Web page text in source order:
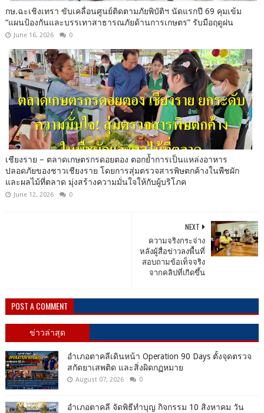
กษ.ฉะเชิงเทรา ขับเคลื่อนศูนย์ติดตามภัยพิบัติฯ นัดแรกปี 69 คุมเข้ม
“แผนป้องกันและบรรเทาสาธารณภัยด้านการเกษตร” รับมือฤดูฝน
June 16, 2026 0
เชียงราย – ตลาดเกษตรกรดอยตอง ตอกย้ำการเป็นแหล่งอาหาร
ปลอดภัยของชาวเชียงราย โดยการสุ่มตรวจสารพิษตกค้างในพืชผัก
และผลไม้ที่ตลาด มุ่งสร้างความมั่นใจให้กับผู้บริโภค
June 12, 2026 0
NEXT
ความจริงกระจ่าง
หลังผู้สื่อข่าวลงพื้นที่
สอบถามข้อเท็จจริง
จากคลิปที่เกิดขึ้น
POST A COMMENT
ข่าวล่าสุด
อำเภอตาคลีเดินหน้า Operation 90 Days ตั้งจุดตรวจ
สกัดยาเสพติด และสิ่งผิดกฏหมาย
August 07, 2026 0
อำเภอตาคลี จัดพิธีทำบุญ กิจกรรม 10 สิงหาคม วัน